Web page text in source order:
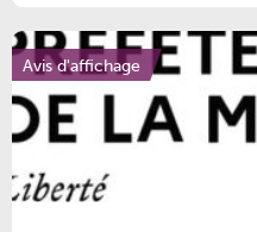
Avis d'affichage